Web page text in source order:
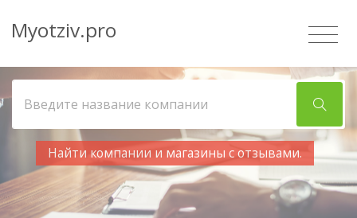
Myotziv.pro
Найти компании и магазины с отзывами.